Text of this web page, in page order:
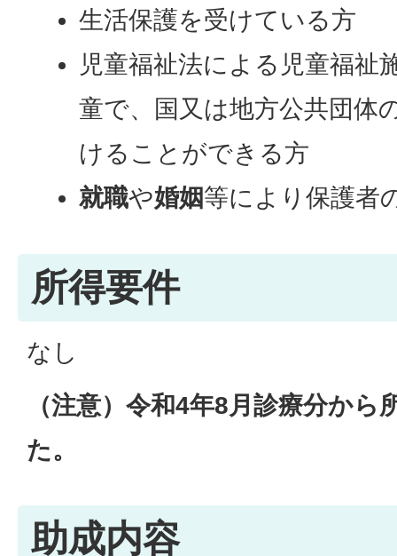
生活保護を受けている方
児童福祉法による児童福祉
童で、国又は地方公共団体
けることができる方
就職や婚姻等により保護者
所得要件
なし
（注意） 令和4年8月診療分から
た。
助成内容